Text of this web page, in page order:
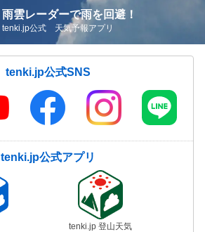
雨雲レーダーで雨を回避！
tenki.jp公式 天気予報アプリ
tenki.jp公式SNS
tenki.jp公式アプリ
tenki.jp 登山天気